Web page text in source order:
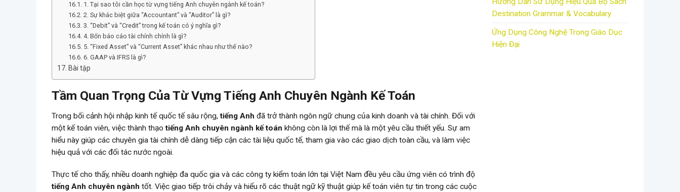
1. Tại sao tôi cần học từ vựng tiếng Anh chuyên ngành kế toán?
2. Sự khác biệt giữa “Accountant” và “Auditor” là gì?
3. “Debit” và “Credit” trong kế toán có ý nghĩa gì?
4. Bốn báo cáo tài chính chính là gì?
5. “Fixed Asset” và “Current Asset” khác nhau như thế nào?
6. GAAP và IFRS là gì?
Bài tập
Tầm Quan Trọng Của Từ Vựng Tiếng Anh Chuyên Ngành Kế Toán
Trong bối cảnh hội nhập kinh tế quốc tế sâu rộng,tiếng Anh đã trở thành ngôn ngữ chung của kinh doanh và tài chính. Đối với
một kế toán viên, việc thành thạotiếng Anh chuyên ngành kế toán không còn là lợi thế mà là một yêu cầu thiết yếu. Sự am
hiểu này giúp các chuyên gia tài chính dễ dàng tiếp cận các tài liệu quốc tế, tham gia vào các giao dịch toàn cầu, và làm việc
hiệu quả với các đối tác nước ngoài.
Thực tế cho thấy, nhiều doanh nghiệp đa quốc gia và các công ty kiểm toán lớn tại Việt Nam đều yêu cầu ứng viên có trình độ
tiếng Anh chuyên ngành tốt. Việc giao tiếp trôi chảy và hiểu rõ các thuật ngữ kỹ thuật giúp kế toán viên tự tin trong các cuộc
Destination Grammar & Vocabulary
Ứng Dụng Công Nghệ Trong Giáo Dục
Hiện Đại